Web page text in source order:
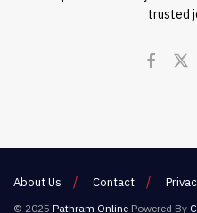
trusted
About Us Contact
© 2025 Pathram Online Powered By